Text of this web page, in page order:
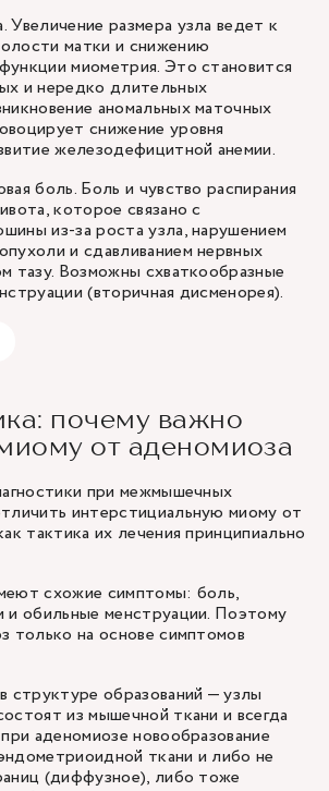
Увеличение размера узла ведет к
матки и снижению
миометрия. Это становится
и нередко длительных
аномальных маточных
снижение уровня
железодефицитной анемии.
боль. Боль и чувство распирания
которое связано с
из-за роста узла, нарушением
и сдавливанием нервных
тазу. Возможны схваткообразные
(вторичная дисменорея).
почему важно
от аденомиоза
при межмышечных
интерстициальную миому от
тактика их лечения принципиально
схожие симптомы: боль,
и обильные менструации. Поэтому
только на основе симптомов
структуре образований — узлы
из мышечной ткани и всегда
аденомиозе новообразование
ткани и либо не
(диффузное), либо тоже